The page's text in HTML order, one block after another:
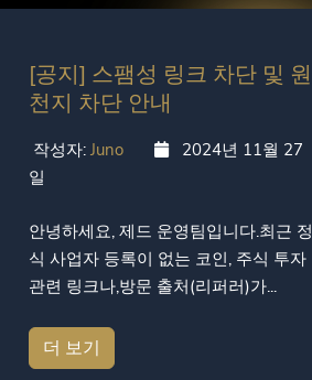
[공지] 스팸성 링크 차단 및 원
천지 차단 안내
작성자: Juno
2024년 11월 27
일
안녕하세요, 제드 운영팀입니다.최근 정
식 사업자 등록이 없는 코인, 주식 투자
관련 링크나,방문 출처(리퍼러)가...
더 보기